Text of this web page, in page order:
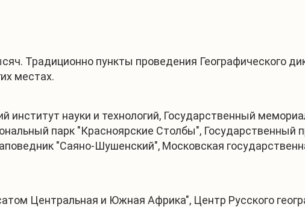
Традиционно пункты проведения Географического
местах.
институт науки и технологий, Государственный
парк "Красноярские Столбы", Государственный
"Саяно-Шушенский", Московская
Центральная и Южная Африка", Центр Русского